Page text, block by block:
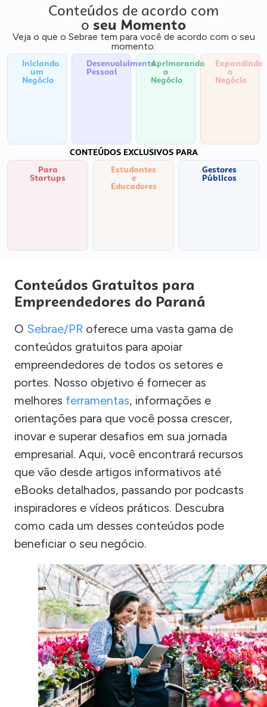
Conteúdos de acordo com
o seu Momento
Veja o que o Sebrae tem para você de acordo com o seu
momento:
Iniciando
um
Negócio
Desenvolvimento
Pessoal
Aprimorando
o
Negócio
Expandindo
o
Negócio
CONTEÚDOS EXCLUSIVOS PARA
Para
Startups
Estudantes
e
Educadores
Gestores
Públicos
Conteúdos Gratuitos para
Empreendedores do Paraná
O Sebrae/PR oferece uma vasta gama de
conteúdos gratuitos para apoiar
empreendedores de todos os setores e
portes. Nosso objetivo é fornecer as
melhores ferramentas, informações e
orientações para que você possa crescer,
inovar e superar desafios em sua jornada
empresarial. Aqui, você encontrará recursos
que vão desde artigos informativos até
eBooks detalhados, passando por podcasts
inspiradores e vídeos práticos. Descubra
como cada um desses conteúdos pode
beneficiar o seu negócio.